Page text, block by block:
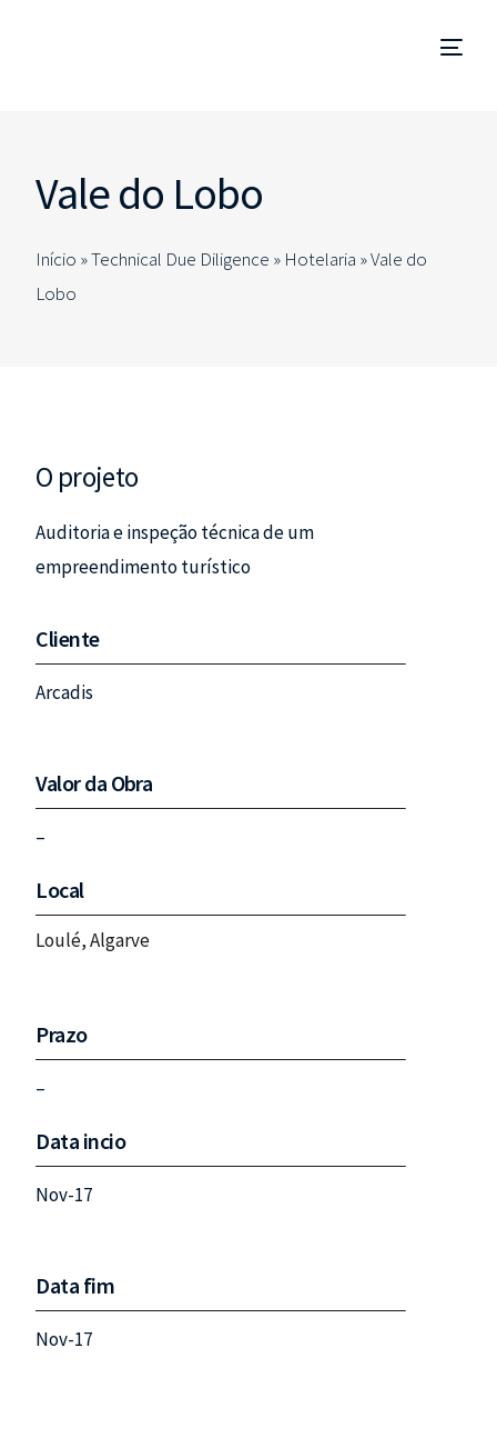
Vale do Lobo
Início »Technical Due Diligence » Hotelaria »Vale do
Lobo
O projeto
Auditoria e inspeção técnica de um
empreendimento turístico
Cliente
Arcadis
Valor da Obra
–
Local
Loulé, Algarve
Prazo
–
Data incio
Nov-17
Data fim
Nov-17
Coordenação e Fiscalização de Obra
Technical Due Diligence
PT